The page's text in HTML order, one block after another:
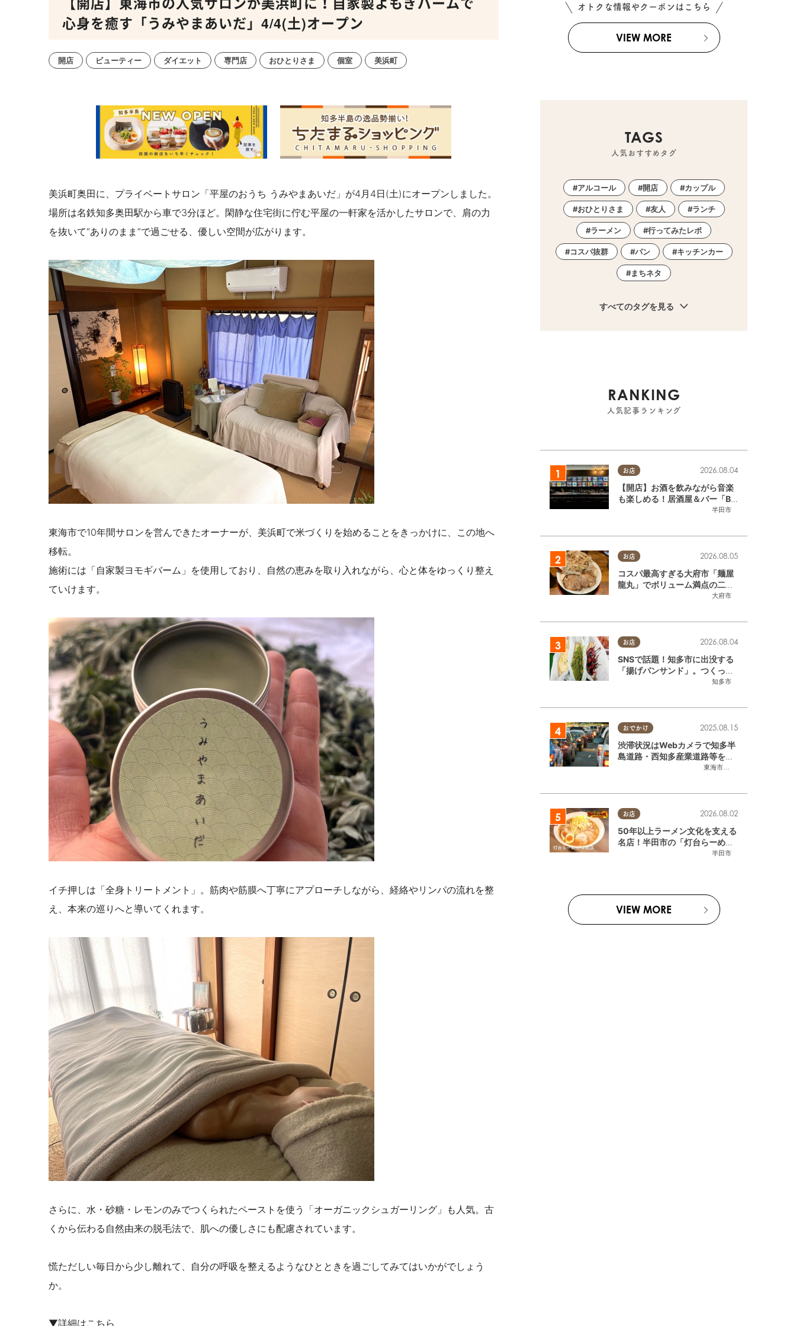
心身を癒す「うみやまあいだ」4/4(土)オープン
開店 ビューティー ダイエット 専門店 おひとりさま 個室 美浜町
美浜町奥田に、プライベートサロン「平屋のおうち うみやまあいだ」が4月4日(土)にオープンしました。
場所は名鉄知多奥田駅から車で3分ほど。閑静な住宅街に佇む平屋の一軒家を活かしたサロンで、肩の力
を抜いて“ありのまま”で過ごせる、優しい空間が広がります。
東海市で10年間サロンを営んできたオーナーが、美浜町で米づくりを始めることをきっかけに、この地へ
移転。
施術には「自家製ヨモギバーム」を使用しており、自然の恵みを取り入れながら、心と体をゆっくり整え
ていけます。
イチ押しは「全身トリートメント」。筋肉や筋膜へ丁寧にアプローチしながら、経絡やリンパの流れを整
え、本来の巡りへと導いてくれます。
さらに、水・砂糖・レモンのみでつくられたペーストを使う「オーガニックシュガーリング」も人気。古
くから伝わる自然由来の脱毛法で、肌への優しさにも配慮されています。
慌ただしい毎日から少し離れて、自分の呼吸を整えるようなひとときを過ごしてみてはいかがでしょう
か。
▼詳細はこちら
オトクな情報やクーポンはこちら
VIEW MORE
TAGS
人気おすすめタグ
アルコール 開店 カップル
おひとりさま 友人 ランチ
ラーメン 行ってみたレポ
コスパ抜群 パン キッチンカー
まちネタ
すべてのタグを見る
RANKING
人気記事ランキング
お店
半田市
2026.08.04
【開店】お酒を飲みながら音楽
も楽しめる！居酒屋＆バー「BL
OOMY（ブルーミー）」が7/3
お店
大府市
2026.08.05
コスパ最高すぎる大府市「麺屋
龍丸」でボリューム満点の二郎
系ラーメンを堪能してきた
お店
知多市
2026.08.04
SNSで話題！知多市に出没する
「揚げパンサンド」。つくって
いるのはお祭りお兄さん!?【ち
おでかけ
東海市
,大府市
2025.08.15
渋滞状況はWebカメラで知多半
島道路・西知多産業道路等をチ
お店
半田市
2026.08.02
50年以上ラーメン文化を支える
名店！半田市の「灯台らーめん
半田店」へ【熱血ラーメン伝 8
VIEW MORE